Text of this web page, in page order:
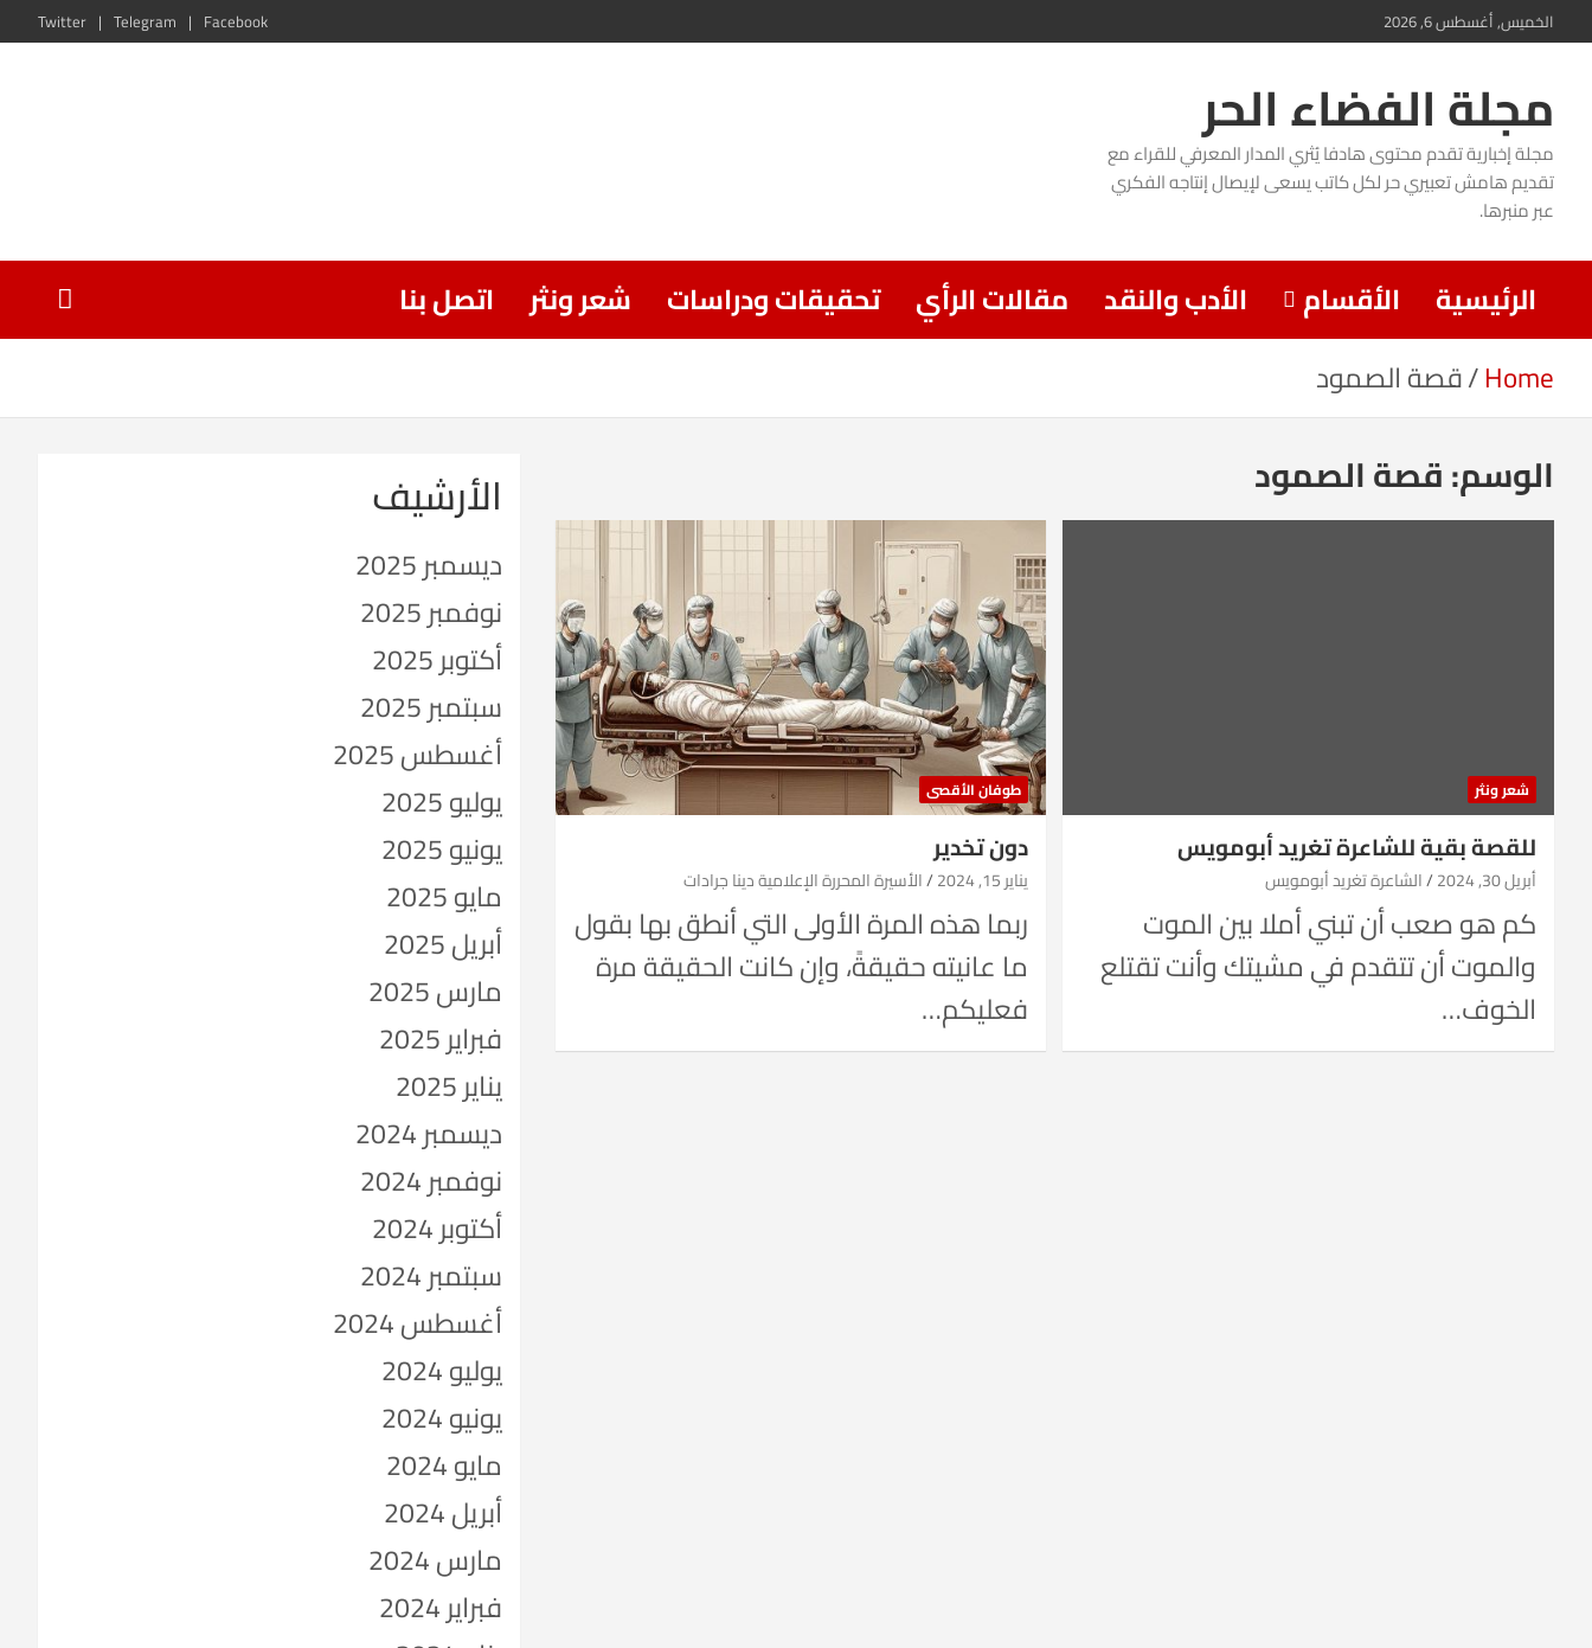
Skip
content
الخميس, أغسطس 6, 2026 Facebook
Telegram
Twitter
مجلة الفضاء الحر
مجلة إخبارية تقدم محتوى هادفا يُثري المدار المعرفي للقراء مع
تقديم هامش تعبيري حر لكل كاتب يسعى لإيصال إنتاجه الفكري
عبر منبرها.
الرئيسية الأقسام الأدب والنقد مقالات الرأي تحقيقات ودراسات شعر ونثر
اتصل بنا
Home قصة الصمود
الوسم:قصة الصمود
شعر ونثر
للقصة بقية للشاعرة تغريد أبومويس
أبريل 30, 2024 الشاعرة تغريد أبومويس
كم هو صعب أن تبني أملا بين الموت
والموت أن تتقدم في مشيتك وأنت تقتلع
الخوف…
طوفان الأقصى
دون تخدير
يناير 15, 2024 الأسيرة المحررة الإعلامية دينا جرادات
ربما هذه المرة الأولى التي أنطق بها بقول
ما عانيته حقيقةً، وإن كانت الحقيقة مرة
فعليكم…
الأرشيف
ديسمبر 2025
نوفمبر 2025
أكتوبر 2025
سبتمبر 2025
أغسطس 2025
يوليو 2025
يونيو 2025
مايو 2025
أبريل 2025
مارس 2025
فبراير 2025
يناير 2025
ديسمبر 2024
نوفمبر 2024
أكتوبر 2024
سبتمبر 2024
أغسطس 2024
يوليو 2024
يونيو 2024
مايو 2024
أبريل 2024
مارس 2024
فبراير 2024